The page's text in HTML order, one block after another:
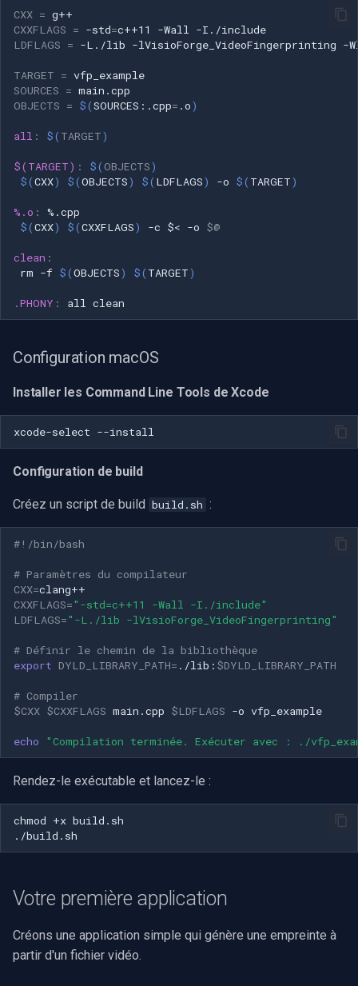
CXX =
CXXFLAGS = -std=c++11 -Wall
LDFLAGS = -L./lib -lVisioForge_VideoFingerprinting -
TARGET =
SOURCES =
OBJECTS = $(SOURCES:.cpp= .o)
all : $( TARGET)
$(TARGET) : $( OBJECTS)
$(CXX) $(OBJECTS) $( LDFLAGS) -o $( TARGET)
%.o : %.cpp
$(CXX) $(CXXFLAGS) -c $< -o $@
clean :
rm -f $(OBJECTS) $( TARGET)
.PHONY : all clean
Configuration macOS
Installer les Command Line Tools de Xcode
xcode-select
Configuration de build
Créez un script de build build.sh :
#!/bin/bash
# Paramètres du compilateur
CXX=
CXXFLAGS="-std=c++11 -Wall -I./include"
LDFLAGS="-L./lib -lVisioForge_VideoFingerprinting"
# Définir le chemin de la bibliothèque
export DYLD_LIBRARY_PATH= ./lib: $DYLD_LIBRARY_PATH
# Compiler
$CXX $CXXFLAGS main.cpp $LDFLAGS -o
echo "Compilation terminée. Exécuter avec : ./
Rendez-le exécutable et lancez-le :
chmod +x
Votre première application
Créons une application simple qui génère une empreinte à
partir d'un fichier vidéo.